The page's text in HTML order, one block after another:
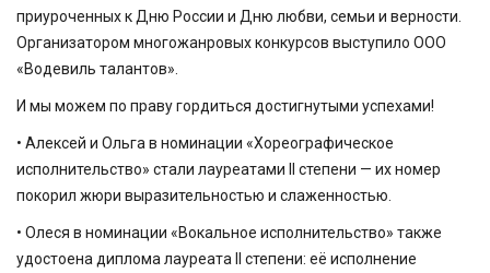
приуроченных к Дню России и Дню любви, семьи и верности.
Организатором многожанровых конкурсов выступило ООО
«Водевиль талантов».
И мы можем по праву гордиться достигнутыми успехами!
• Алексей и Ольга в номинации «Хореографическое
исполнительство» стали лауреатами II степени — их номер
покорил жюри выразительностью и слаженностью.
• Олеся в номинации «Вокальное исполнительство» также
удостоена диплома лауреата II степени: её исполнение